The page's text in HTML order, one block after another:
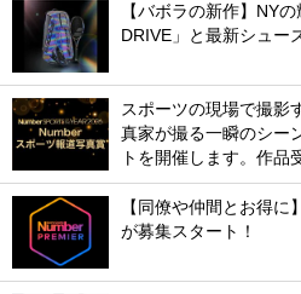
【バボラの新作】NY
DRIVE」と最新シュー
スポーツの現場で撮影
真家が撮る一瞬のシー
トを開催します。作品
【同僚や仲間とお得
が募集スタート！